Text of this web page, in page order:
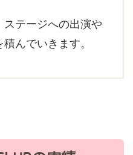
ステージへの出演や
んでいきます。